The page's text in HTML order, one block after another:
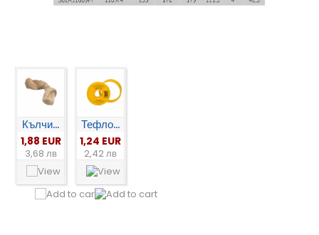
Кълчи...
1,88 EUR
3,68 лв
Тефло...
1,24 EUR
2,42 лв